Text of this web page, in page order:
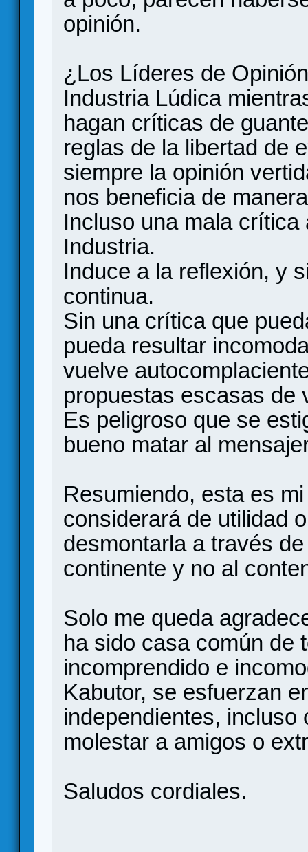
opinión.
¿Los Líderes de
Industria Lúdica
hagan críticas de
reglas de la libertad de
siempre la opinión
nos beneficia de
Incluso una mala
Industria.
Induce a la reflexión, y
continua.
Sin una crítica que
pueda resultar
vuelve
propuestas escasas de
Es peligroso que se
bueno matar al
Resumiendo, esta es
considerará de utilidad
desmontarla a través
continente y no al
Solo me queda
ha sido casa común de
incomprendido e
Kabutor, se esfuerzan
independientes,
molestar a amigos o
Saludos cordiales.